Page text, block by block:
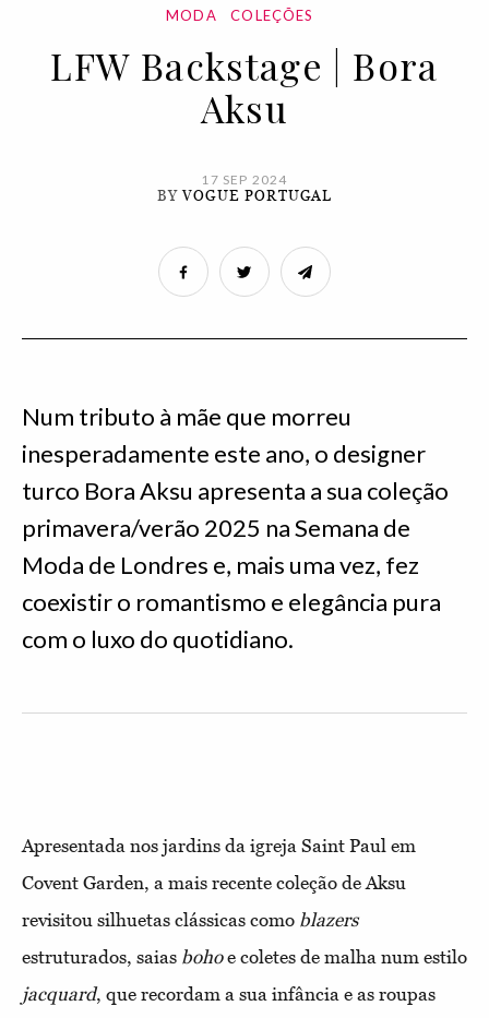
MODA COLEÇÕES
LFW Backstage | Bora
Aksu
17 SEP 2024
BYVOGUE PORTUGAL
Num tributo à mãe que morreu
inesperadamente este ano, o designer
turco Bora Aksu apresenta a sua coleção
primavera/verão 2025 na Semana de
Moda de Londres e, mais uma vez, fez
coexistir o romantismo e elegância pura
com o luxo do quotidiano.
Apresentada nos jardins da igreja Saint Paul em
Covent Garden, a mais recente coleção de Aksu
revisitou silhuetas clássicas como blazers
estruturados, saias bohoe coletes de malha num estilo
jacquard, que recordam a sua infância e as roupas